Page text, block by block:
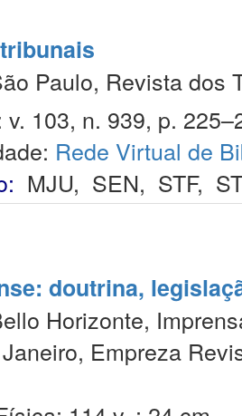
Paulo, Revista dos
103, n. 939, p.
Rede Virtual de
MJU, SEN, STF,
doutrina,
Horizonte,
Empreza